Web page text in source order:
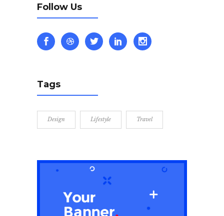
Follow Us
Tags
Design Lifestyle Travel